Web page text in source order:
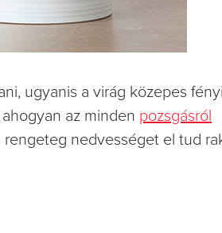
ugyanis a virág közepes
az minden pozsgásról
nedvességet el tud